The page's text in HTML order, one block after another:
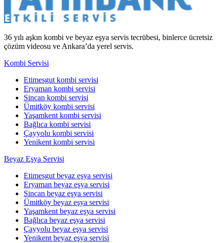
36 yılı aşkın kombi ve beyaz eşya servis tecrübesi, binlerce ücretsiz
çözüm videosu ve Ankara’da yerel servis.
Kombi Servisi
Etimesgut kombi servisi
Eryaman kombi servisi
Sincan kombi servisi
Ümitköy kombi servisi
Yaşamkent kombi servisi
Bağlıca kombi servisi
Çayyolu kombi servisi
Yenikent kombi servisi
Beyaz Eşya Servisi
Etimesgut beyaz eşya servisi
Eryaman beyaz eşya servisi
Sincan beyaz eşya servisi
Ümitköy beyaz eşya servisi
Yaşamkent beyaz eşya servisi
Bağlıca beyaz eşya servisi
Çayyolu beyaz eşya servisi
Yenikent beyaz eşya servisi